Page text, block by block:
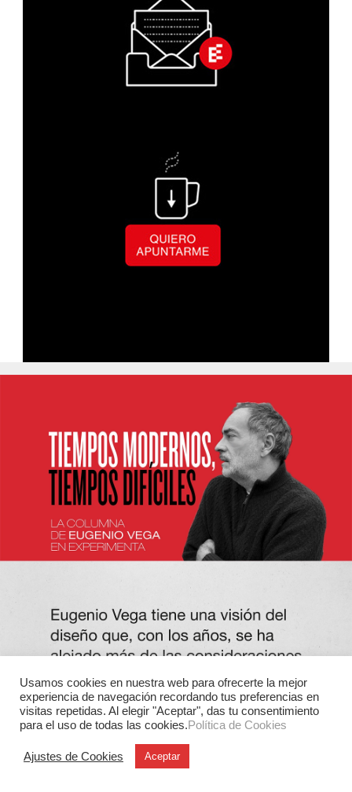
Usamos cookies en nuestra web para ofrecerte la mejor
experiencia de navegación recordando tus preferencias en
visitas repetidas. Al elegir "Aceptar", das tu consentimiento
para el uso de todas las cookies.Política de Cookies
Ajustes de Cookies Aceptar